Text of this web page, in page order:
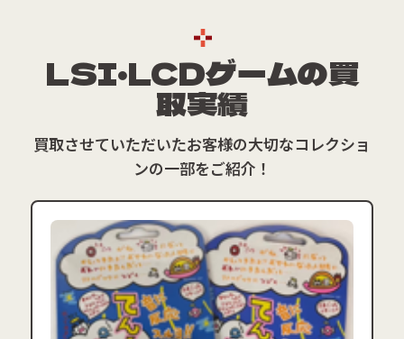
LSI・LCDゲームの買
取実績
買取させていただいたお客様の大切なコレクショ
ンの一部をご紹介！